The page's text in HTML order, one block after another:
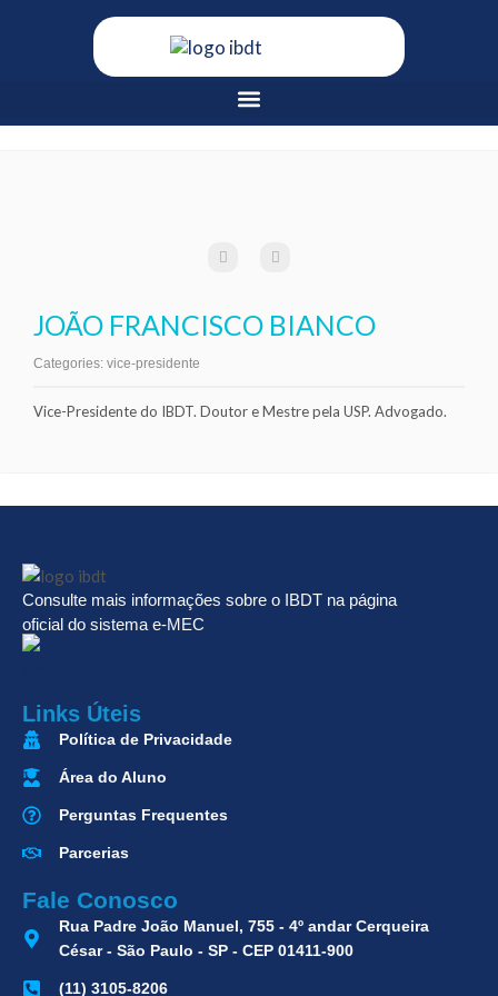
JOÃO FRANCISCO BIANCO
Categories: vice-presidente
Vice-Presidente do IBDT. Doutor e Mestre pela USP. Advogado.
Consulte mais informações sobre o IBDT na página
oficial do sistema e-MEC
Links Úteis
Política de Privacidade
Área do Aluno
Perguntas Frequentes
Parcerias
Fale Conosco
Rua Padre João Manuel, 755 - 4º andar Cerqueira
César - São Paulo - SP - CEP 01411-900
(11) 3105-8206